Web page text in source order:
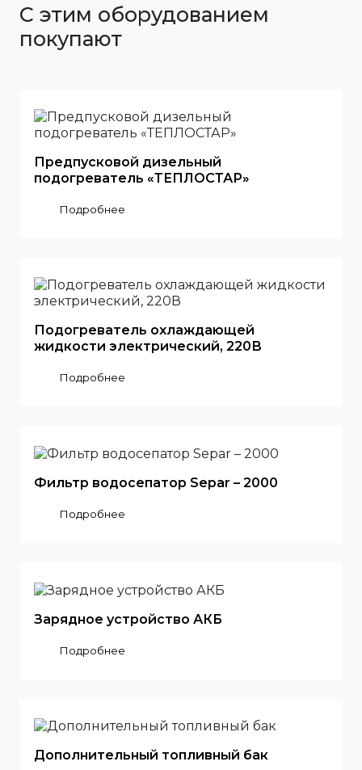
С этим оборудованием
покупают
Предпусковой дизельный
подогреватель «ТЕПЛОСТАР»
Подробнее
Подогреватель охлаждающей
жидкости электрический, 220В
Подробнее
Фильтр водосепатор Separ – 2000
Подробнее
Зарядное устройство АКБ
Подробнее
Дополнительный топливный бак